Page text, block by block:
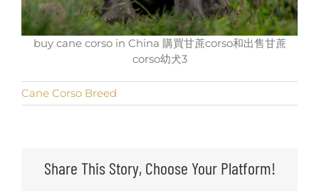
buy cane corso in China 購買甘蔗corso和出售甘蔗
corso幼犬3
Cane Corso Breed
Share This Story, Choose Your Platform!